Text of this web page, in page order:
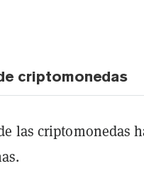
criptomonedas
las criptomonedas